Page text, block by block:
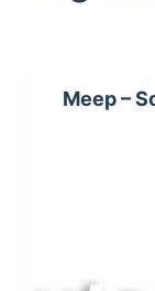
Meep –